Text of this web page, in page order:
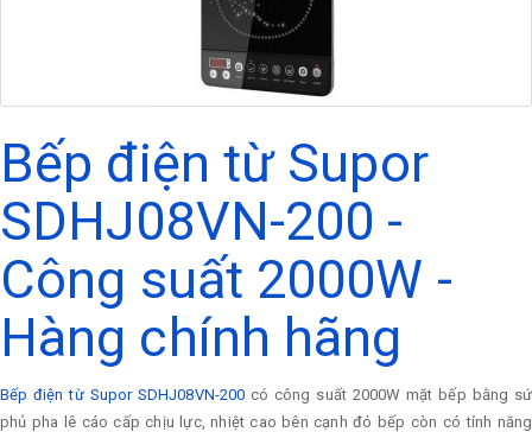
Bếp điện từ Supor
SDHJ08VN-200 -
Công suất 2000W -
Hàng chính hãng
Bếp điện từ Supor SDHJ08VN-200 có công suất 2000W mặt bếp bằng sứ
phủ pha lê cáo cấp chịu lực, nhiệt cao bên cạnh đó bếp còn có tính năng